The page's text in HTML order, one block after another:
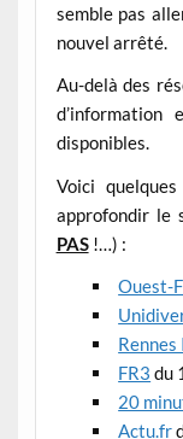
semble pas
nouvel arrêté.
Au-delà des
d’information
disponibles.
Voici
approfondir le
PAS!…) :
Ouest-
FR3 du
20
Actu.fr